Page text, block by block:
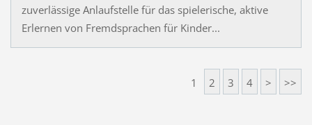
zuverlässige Anlaufstelle für das spielerische, aktive
Erlernen von Fremdsprachen für Kinder...
1 2 3 4 > >>